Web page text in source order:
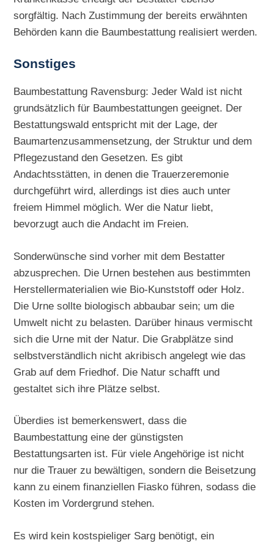
sorgfältig. Nach Zustimmung der bereits erwähnten
Behörden kann die Baumbestattung realisiert werden.
Sonstiges
Baumbestattung Ravensburg: Jeder Wald ist nicht
grundsätzlich für Baumbestattungen geeignet. Der
Bestattungswald entspricht mit der Lage, der
Baumartenzusammensetzung, der Struktur und dem
Pflegezustand den Gesetzen. Es gibt
Andachtsstätten, in denen die Trauerzeremonie
durchgeführt wird, allerdings ist dies auch unter
freiem Himmel möglich. Wer die Natur liebt,
bevorzugt auch die Andacht im Freien.
Sonderwünsche sind vorher mit dem Bestatter
abzusprechen. Die Urnen bestehen aus bestimmten
Herstellermaterialien wie Bio-Kunststoff oder Holz.
Die Urne sollte biologisch abbaubar sein; um die
Umwelt nicht zu belasten. Darüber hinaus vermischt
sich die Urne mit der Natur. Die Grabplätze sind
selbstverständlich nicht akribisch angelegt wie das
Grab auf dem Friedhof. Die Natur schafft und
gestaltet sich ihre Plätze selbst.
Überdies ist bemerkenswert, dass die
Baumbestattung eine der günstigsten
Bestattungsarten ist. Für viele Angehörige ist nicht
nur die Trauer zu bewältigen, sondern die Beisetzung
kann zu einem finanziellen Fiasko führen, sodass die
Kosten im Vordergrund stehen.
Es wird kein kostspieliger Sarg benötigt, ein